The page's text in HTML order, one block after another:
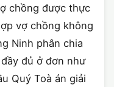
chồng được thực
vợ chồng không
Ninh phân chia
đủ ở đơn như
Quý Toà án giải